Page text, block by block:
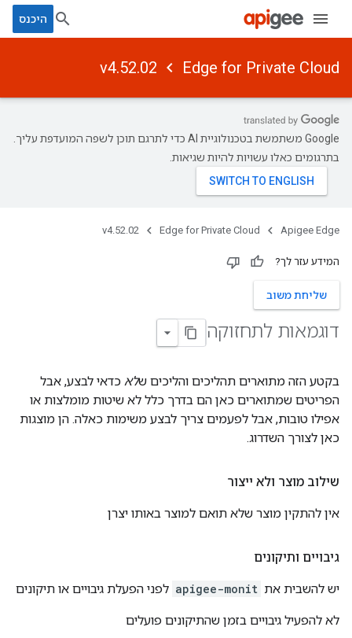
היכנס
Edge for Private Cloud
v4.52.02
‫Google משתמשת בטכנולוגיית AI כדי לתרגם תוכן לשפה המועדפת עליך.
בתרגומים כאלו עשויות להיות שגיאות.
Apigee Edge
Edge for Private Cloud
v4.52.02
המידע עזר לך?
שליחת משוב
דוגמאות לתחזוקה
בקטע הזה מתוארים תהליכים והליכים שלא כדאי לבצע, אבל
הפריטים שמתוארים כאן הם בדרך כלל לא שיטות מומלצות או
אפילו טובות, אבל לפעמים צריך לבצע משימות כאלה. הן מוצגות
כאן לצורך השדרוג.
שילוב מוצר ולא ייצור
אין להתקין מוצר שלא תואם למוצר באותו יצרן
גיבויים ותיקונים
יש להשבית את apigee-monit לפני הפעלת גיבויים או תיקונים
לא להפעיל גיבויים בזמן שהתיקונים פועלים